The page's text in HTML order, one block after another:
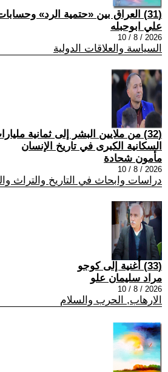
(31) العراق بين «حتمية الرد» وحسابات الدولة
علي ابوحبله
2026 / 8 / 10
السياسة والعلاقات الدولية
(32) من ملايين البشر إلى ثمانية
السكانية الكبرى في تاريخ الإنسان
مأمون شحادة
2026 / 8 / 10
دراسات وابحاث في التاريخ والتراث
(33) أُغنية إلى كوجو
مراد سليمان علو
2026 / 8 / 10
الارهاب, الحرب والسلام